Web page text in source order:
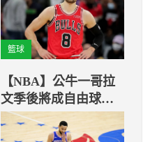
籃球
【NBA】公牛一哥拉
文季後將成自由球
員 除公牛有意奉上
頂薪合約外 多隊對